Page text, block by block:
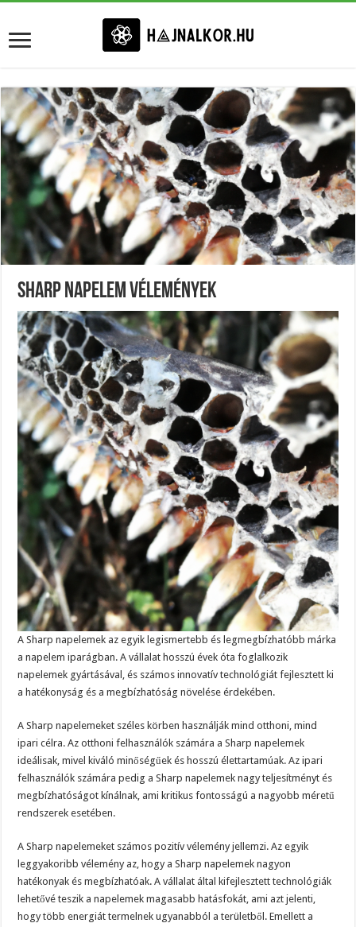
Sharp Napelem Vélemények
A Sharp napelemek az egyik legismertebb és legmegbízhatóbb márka
a napelem iparágban. A vállalat hosszú évek óta foglalkozik
napelemek gyártásával, és számos innovatív technológiát fejlesztett ki
a hatékonyság és a megbízhatóság növelése érdekében.
A Sharp napelemeket széles körben használják mind otthoni, mind
ipari célra. Az otthoni felhasználók számára a Sharp napelemek
ideálisak, mivel kiváló minőségűek és hosszú élettartamúak. Az ipari
felhasználók számára pedig a Sharp napelemek nagy teljesítményt és
megbízhatóságot kínálnak, ami kritikus fontosságú a nagyobb méretű
rendszerek esetében.
A Sharp napelemeket számos pozitív vélemény jellemzi. Az egyik
leggyakoribb vélemény az, hogy a Sharp napelemek nagyon
hatékonyak és megbízhatóak. A vállalat által kifejlesztett technológiák
lehetővé teszik a napelemek magasabb hatásfokát, ami azt jelenti,
hogy több energiát termelnek ugyanabból a területből. Emellett a